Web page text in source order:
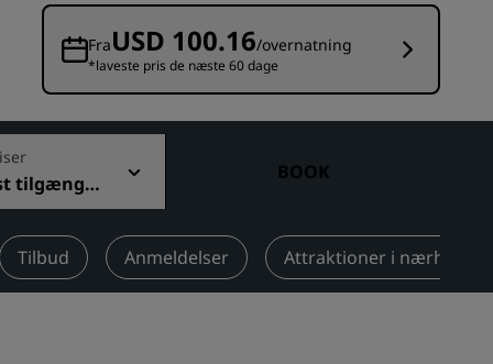
Besøg vores blog
Radisson Rewards
Opdag Radisson Rewards
Sådan bruger du point
Bookers and Planners
FraUSD 100.16/overnatning
*laveste pris de næste 60 dage
tilgængel
BOOK
Tilbud Anmeldelser Attraktioner i nærheden